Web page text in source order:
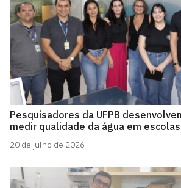
Pesquisadores da UFPB
medir qualidade da água em
20 de julho de 2026